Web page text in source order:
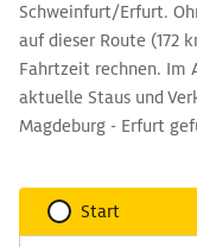
Schweinfurt/Erfurt.
auf dieser Route (172
Fahrtzeit rechnen. Im
aktuelle Staus und
Magdeburg - Erfurt
Start